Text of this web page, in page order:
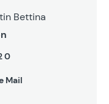
Bettina
0
Mail